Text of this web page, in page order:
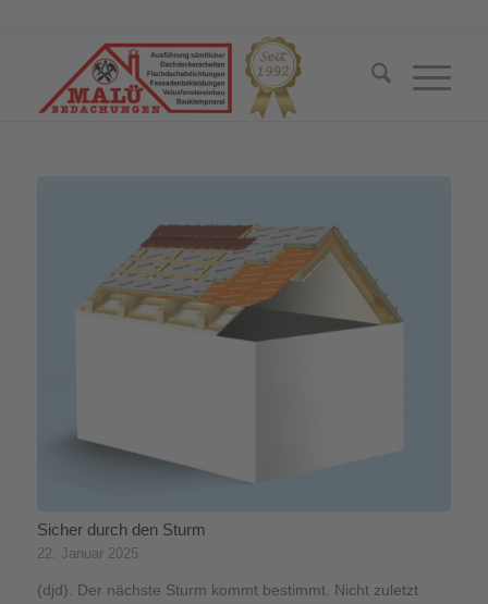
Sicher durch den Sturm
22. Januar 2025
(djd). Der nächste Sturm kommt bestimmt. Nicht zuletzt